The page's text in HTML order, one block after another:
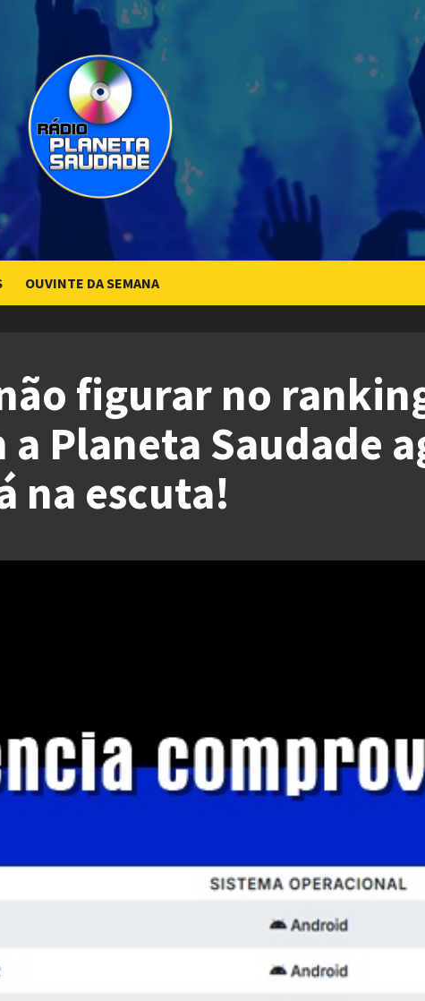
OUVINTE DA SEMANA
figurar no
Planeta Saudade
na escuta!